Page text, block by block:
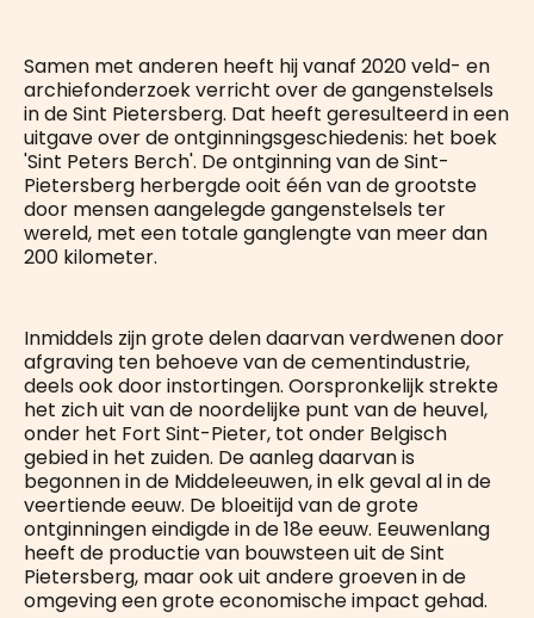
Samen met anderen heeft hij vanaf 2020 veld- en
archiefonderzoek verricht over de gangenstelsels
in de Sint Pietersberg. Dat heeft geresulteerd in een
uitgave over de ontginningsgeschiedenis: het boek
'Sint Peters Berch'. De ontginning van de Sint-
Pietersberg herbergde ooit één van de grootste
door mensen aangelegde gangenstelsels ter
wereld, met een totale ganglengte van meer dan
200 kilometer.
Inmiddels zijn grote delen daarvan verdwenen door
afgraving ten behoeve van de cementindustrie,
deels ook door instortingen. Oorspronkelijk strekte
het zich uit van de noordelijke punt van de heuvel,
onder het Fort Sint-Pieter, tot onder Belgisch
gebied in het zuiden. De aanleg daarvan is
begonnen in de Middeleeuwen, in elk geval al in de
veertiende eeuw. De bloeitijd van de grote
ontginningen eindigde in de 18e eeuw. Eeuwenlang
heeft de productie van bouwsteen uit de Sint
Pietersberg, maar ook uit andere groeven in de
omgeving een grote economische impact gehad.